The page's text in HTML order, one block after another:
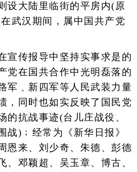
设大陆里临街的平房内(原
武汉期间，属中国共产党
传报导中坚持实事求是的
党在国共合作中光明磊落的
军﹑新四军等人民武装力量
，同时也如实反映了国民党
的抗战事迹(台儿庄战役、
战)﹔经常为《新华日报》
恩来、刘少奇、朱德、彭德
、邓颖超、吴玉章、博古、